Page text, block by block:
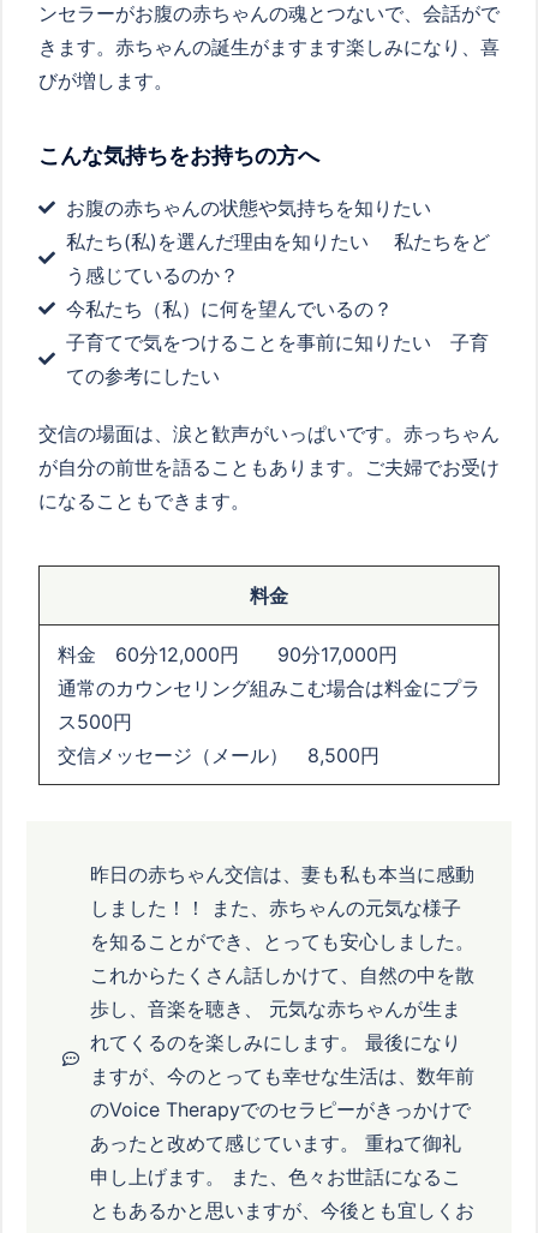
ンセラーがお腹の赤ちゃんの魂とつないで、会話がで
きます。赤ちゃんの誕生がますます楽しみになり、喜
びが増します。
こんな気持ちをお持ちの方へ
お腹の赤ちゃんの状態や気持ちを知りたい
私たち(私)を選んだ理由を知りたい 私たちをど
う感じているのか？
今私たち（私）に何を望んでいるの？
子育てで気をつけることを事前に知りたい 子育
ての参考にしたい
交信の場面は、涙と歓声がいっぱいです。赤っちゃん
が自分の前世を語ることもあります。ご夫婦でお受け
になることもできます。
料金
料金 60分12,000円 90分17,000円
通常のカウンセリング組みこむ場合は料金にプラ
ス500円
交信メッセージ（メール） 8,500円
昨日の赤ちゃん交信は、妻も私も本当に感動
しました！！ また、赤ちゃんの元気な様子
を知ることができ、とっても安心しました。
これからたくさん話しかけて、自然の中を散
歩し、音楽を聴き、 元気な赤ちゃんが生ま
れてくるのを楽しみにします。 最後になり
ますが、今のとっても幸せな生活は、数年前
のVoice Therapyでのセラピーがきっかけで
あったと改めて感じています。 重ねて御礼
申し上げます。 また、色々お世話になるこ
ともあるかと思いますが、今後とも宜しくお